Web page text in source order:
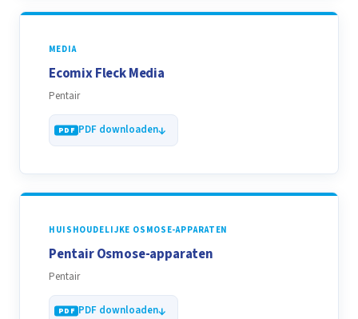
MEDIA
Ecomix Fleck Media
Pentair
PDF downloaden
HUISHOUDELIJKE OSMOSE-APPARATEN
Pentair Osmose-apparaten
Pentair
PDF downloaden